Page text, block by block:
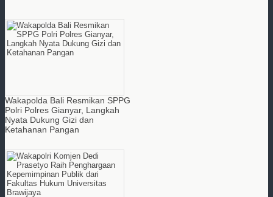
Wakapolda Bali Resmikan SPPG
Polri Polres Gianyar, Langkah
Nyata Dukung Gizi dan
Ketahanan Pangan